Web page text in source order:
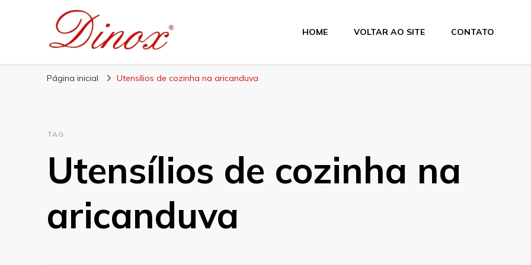
Blog Dinox
HOME VOLTAR AO SITE CONTATO
Página inicial Utensílios de cozinha na aricanduva
TAG
Utensílios de cozinha na
aricanduva